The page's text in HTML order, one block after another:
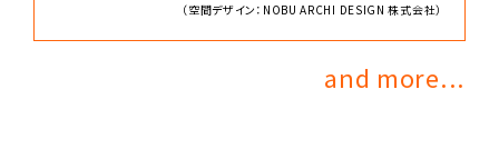
（空間デザイン：NOBU ARCHI DESIGN 株式会社）
and more...